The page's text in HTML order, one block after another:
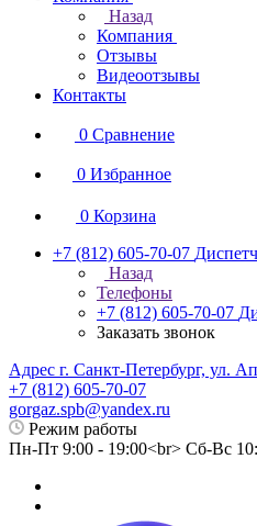
Назад
Компания
Отзывы
Видеоотзывы
Контакты
0 Сравнение
0 Избранное
0 Корзина
+7 (812) 605-70-07
Назад
Телефоны
+7 (812) 605-70-07
Заказать звонок
Адрес г. Санкт-Петербург, ул.
+7 (812) 605-70-07
gorgaz.spb@yandex.ru
Режим работы
Пн-Пт 9:00 - 19:00<br> Сб-Вс